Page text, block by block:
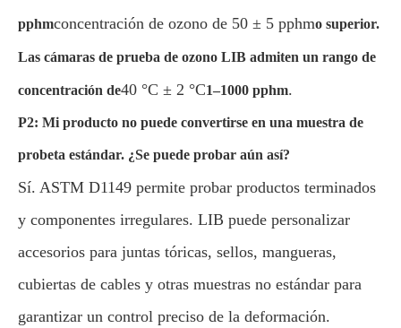
pphmconcentración de ozono de 50 ± 5 pphmo superior.
Las cámaras de prueba de ozono LIB admiten un rango de
concentración de40 °C ± 2 °C1–1000 pphm.
P2: Mi producto no puede convertirse en una muestra de
probeta estándar. ¿Se puede probar aún así?
Sí. ASTM D1149 permite probar productos terminados
y componentes irregulares. LIB puede personalizar
accesorios para juntas tóricas, sellos, mangueras,
cubiertas de cables y otras muestras no estándar para
garantizar un control preciso de la deformación.